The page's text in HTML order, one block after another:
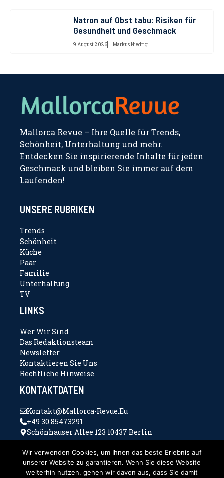
Natron auf Obst tabu: Risiken für
Gesundheit und Geschmack
9 August 2026 Markus Niedrig
Mallorca Revue – Ihre Quelle für Trends,
Schönheit, Unterhaltung und mehr.
Entdecken Sie inspirierende Inhalte für jeden
Geschmack und bleiben Sie immer auf dem
Laufenden!
UNSERE RUBRIKEN
Trends
Schönheit
Küche
Paar
Familie
Unterhaltung
TV
LINKS
Wer Wir Sind
Das Redaktionsteam
Newsletter
Kontaktieren Sie Uns
Rechtliche Hinweise
KONTAKTDATEN
Kontakt@mallorca-Revue.eu
+49 30 85473291
Schönhauser Allee 123 10437 Berlin
Wir verwenden Cookies, um Ihnen das beste Erlebnis auf
unserer Website zu garantieren. Wenn Sie diese Website
weiterhin nutzen, gehen wir davon aus, dass Sie damit